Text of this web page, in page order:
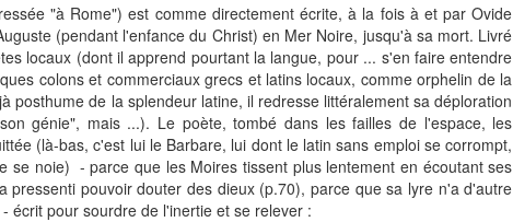
"à Rome") est comme directement écrite, à la fois à et par Ovide
(pendant l'enfance du Christ) en Mer Noire, jusqu'à sa mort. Livré
locaux (dont il apprend pourtant la langue, pour ... s'en faire entendre
colons et commerciaux grecs et latins locaux, comme orphelin de la
posthume de la splendeur latine, il redresse littéralement sa déploration
génie", mais ...). Le poète, tombé dans les failles de l'espace, les
(là-bas, c'est lui le Barbare, lui dont le latin sans emploi se corrompt,
se noie) - parce que les Moires tissent plus lentement en écoutant ses
pressenti pouvoir douter des dieux (p.70), parce que sa lyre n'a d'autre
écrit pour sourdre de l'inertie et se relever :